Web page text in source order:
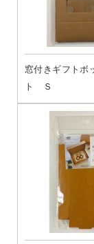
窓付きギフトボ
ト Ｓ